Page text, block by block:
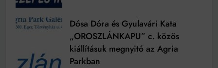
Dósa Dóra és Gyulavári Kata
„OROSZLÁNKAPU” c. közös
kiállításuk megnyitó az Agria
Parkban